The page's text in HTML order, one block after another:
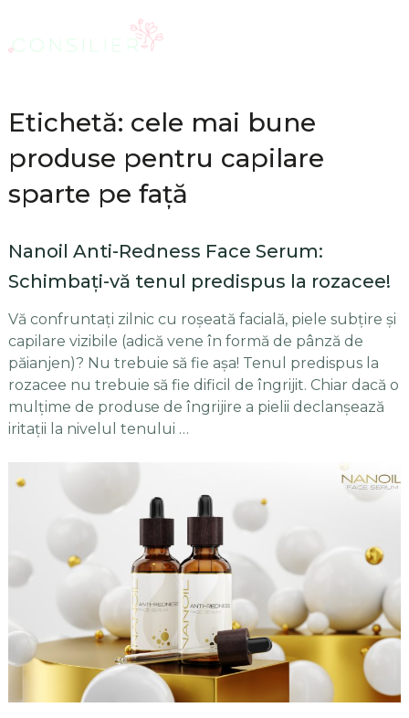
Etichetă: cele mai bune
produse pentru capilare
sparte pe față
Nanoil Anti-Redness Face Serum:
Schimbați-vă tenul predispus la rozacee!
Vă confruntați zilnic cu roșeată facială, piele subțire și
capilare vizibile (adică vene în formă de pânză de
păianjen)? Nu trebuie să fie așa! Tenul predispus la
rozacee nu trebuie să fie dificil de îngrijit. Chiar dacă o
mulțime de produse de îngrijire a pielii declanșează
iritații la nivelul tenului …